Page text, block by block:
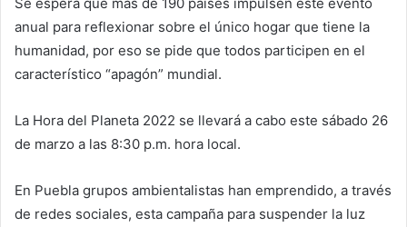
anual para reflexionar sobre el único hogar que tiene la
humanidad, por eso se pide que todos participen en el
característico “apagón” mundial.
La Hora del Planeta 2022 se llevará a cabo este sábado 26
de marzo a las 8:30 p.m. hora local.
En Puebla grupos ambientalistas han emprendido, a través
de redes sociales, esta campaña para suspender la luz